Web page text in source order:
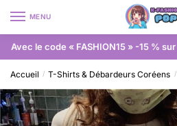
MENU
Avec le code « FASHION15 » -15 %
Accueil / T-Shirts & Débardeurs Coréens /